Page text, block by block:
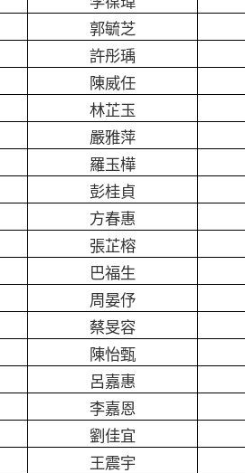
郭毓芝
許彤瑀
陳威任
林芷玉
嚴雅萍
羅玉樺
彭桂貞
方春惠
張芷榕
巴福生
周晏伃
蔡旻容
陳怡甄
呂嘉惠
李嘉恩
劉佳宜
王震宇